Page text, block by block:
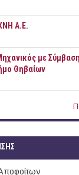
Α.Ε.
με Σύμβαση
Θηβαίων